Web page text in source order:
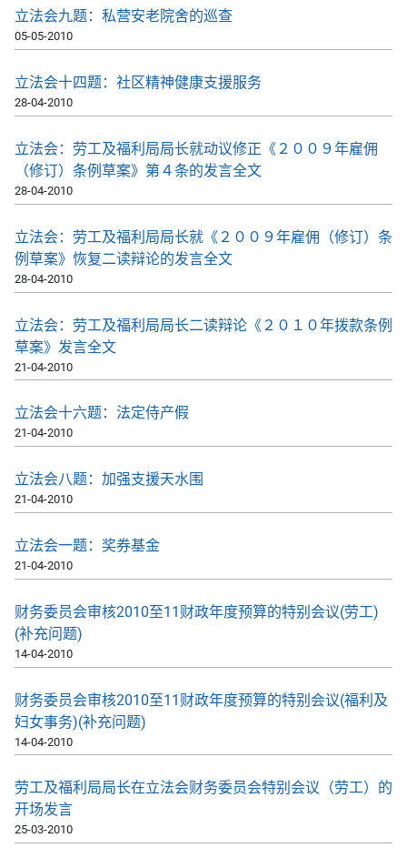
立法会九题：私营安老院舍的巡查
05-05-2010
立法会十四题：社区精神健康支援服务
28-04-2010
立法会：劳工及福利局局长就动议修正《２００９年雇佣
（修订）条例草案》第４条的发言全文
28-04-2010
立法会：劳工及福利局局长就《２００９年雇佣（修订）条
例草案》恢复二读辩论的发言全文
28-04-2010
立法会：劳工及福利局局长二读辩论《２０１０年拨款条例
草案》发言全文
21-04-2010
立法会十六题：法定侍产假
21-04-2010
立法会八题：加强支援天水围
21-04-2010
立法会一题：奖券基金
21-04-2010
财务委员会审核2010至11财政年度预算的特别会议(劳工)
(补充问题)
14-04-2010
财务委员会审核2010至11财政年度预算的特别会议(福利及
妇女事务)(补充问题)
14-04-2010
劳工及福利局局长在立法会财务委员会特别会议（劳工）的
开场发言
25-03-2010